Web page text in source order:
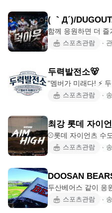
( ｀Д´)/
함께 응원하면 더 즐
모임 시작 :
스포츠관람 ∙
두력발전소🐻
"멤버가 미래다! ⚡
남자 2명‼ 두산의
스포츠관람 ∙
최강 롯데 자이
⚾️롯데 자이언츠 수도권 팬 모
👶🧨26시즌 응원 진
스포츠관람 ∙
DOOSAN
두산베어스 같이 응원해요 🐻⚾️ 같
방 원정 포함!) 뒤풀
스포츠관람 ∙